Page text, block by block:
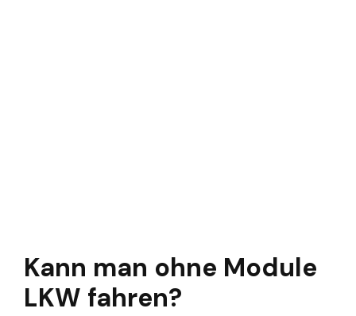
Kann man ohne Module
LKW fahren?